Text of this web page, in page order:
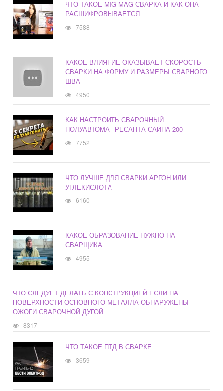
ЧТО ТАКОЕ MIG-MAG СВАРКА И КАК ОНА
РАСШИФРОВЫВАЕТСЯ
7588
КАКОЕ ВЛИЯНИЕ ОКАЗЫВАЕТ СКОРОСТЬ
СВАРКИ НА ФОРМУ И РАЗМЕРЫ СВАРНОГО
ШВА
4950
КАК НАСТРОИТЬ СВАРОЧНЫЙ
ПОЛУАВТОМАТ РЕСАНТА САИПА 200
7752
ЧТО ЛУЧШЕ ДЛЯ СВАРКИ АРГОН ИЛИ
УГЛЕКИСЛОТА
6160
КАКОЕ ОБРАЗОВАНИЕ НУЖНО НА
СВАРЩИКА
4955
ЧТО СЛЕДУЕТ ДЕЛАТЬ С КОНСТРУКЦИЕЙ ЕСЛИ НА
ПОВЕРХНОСТИ ОСНОВНОГО МЕТАЛЛА ОБНАРУЖЕНЫ
ОЖОГИ СВАРОЧНОЙ ДУГОЙ
8317
ЧТО ТАКОЕ ПТД В СВАРКЕ
3659